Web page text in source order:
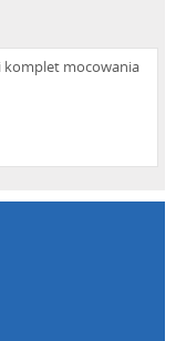
komplet mocowania